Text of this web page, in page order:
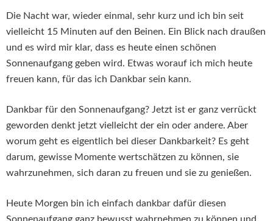
Die Nacht war, wieder einmal, sehr kurz und ich bin seit
vielleicht 15 Minuten auf den Beinen. Ein Blick nach draußen
und es wird mir klar, dass es heute einen schönen
Sonnenaufgang geben wird. Etwas worauf ich mich heute
freuen kann, für das ich Dankbar sein kann.
Dankbar für den Sonnenaufgang? Jetzt ist er ganz verrückt
geworden denkt jetzt vielleicht der ein oder andere. Aber
worum geht es eigentlich bei dieser Dankbarkeit? Es geht
darum, gewisse Momente wertschätzen zu können, sie
wahrzunehmen, sich daran zu freuen und sie zu genießen.
Heute Morgen bin ich einfach dankbar dafür diesen
Sonnenaufgang ganz bewusst wahrnehmen zu können und